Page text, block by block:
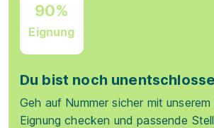
90%
Eignung
Du bist noch
Geh auf Nummer sicher mit
Eignung checken und passende